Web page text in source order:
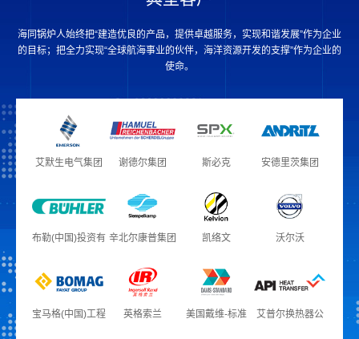
海同锅炉人始终把“建造优良的产品，提供卓越服务，实现和谐发展”作为企业
的目标；把全力实现“全球航海事业的伙伴，海洋资源开发的支撑”作为企业的
使命。
艾默生电气集团 谢德尔集团 斯必克 安德里茨集团
布勒(中国)投资有 辛北尔康普集团 凯络文 沃尔沃
宝马格(中国)工程 英格索兰 美国戴维-标准 艾普尔换热器公